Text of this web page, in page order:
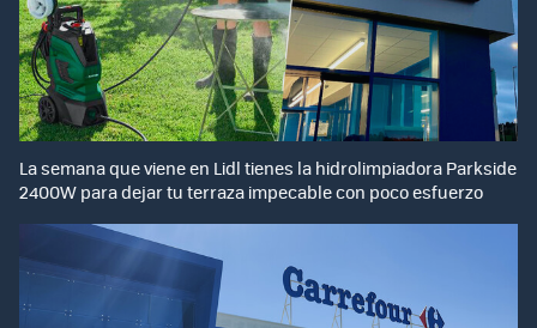
La semana que viene en Lidl tienes la hidrolimpiadora Parkside
2400W para dejar tu terraza impecable con poco esfuerzo